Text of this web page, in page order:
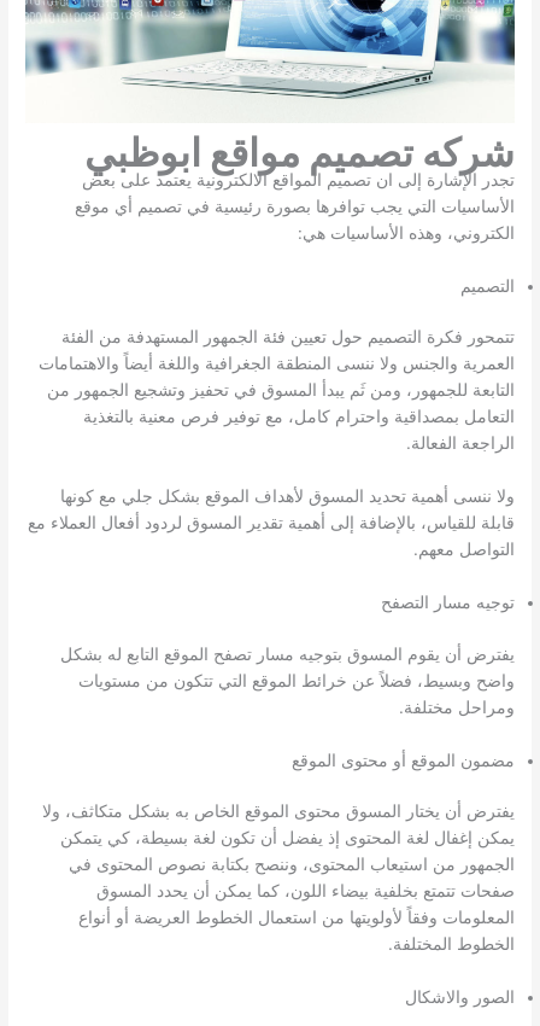
شركه تصميم مواقع ابوظبي
تجدر الإشارة إلى ان تصميم المواقع الالكترونية يعتمد على بعض
الأساسيات التي يجب توافرها بصورة رئيسية في تصميم أي موقع
الكتروني، وهذه الأساسيات هي:
التصميم
تتمحور فكرة التصميم حول تعيين فئة الجمهور المستهدفة من الفئة
العمرية والجنس ولا ننسى المنطقة الجغرافية واللغة أيضاً والاهتمامات
التابعة للجمهور، ومن ثَم يبدأ المسوق في تحفيز وتشجيع الجمهور من
التعامل بمصداقية واحترام كامل، مع توفير فرص معنية بالتغذية
الراجعة الفعالة.
ولا ننسى أهمية تحديد المسوق لأهداف الموقع بشكل جلي مع كونها
قابلة للقياس، بالإضافة إلى أهمية تقدير المسوق لردود أفعال العملاء مع
التواصل معهم.
توجيه مسار التصفح
يفترض أن يقوم المسوق بتوجيه مسار تصفح الموقع التابع له بشكل
واضح وبسيط، فضلاً عن خرائط الموقع التي تتكون من مستويات
ومراحل مختلفة.
مضمون الموقع أو محتوى الموقع
يفترض أن يختار المسوق محتوى الموقع الخاص به بشكل متكاثف، ولا
يمكن إغفال لغة المحتوى إذ يفضل أن تكون لغة بسيطة، كي يتمكن
الجمهور من استيعاب المحتوى، وننصح بكتابة نصوص المحتوى في
صفحات تتمتع بخلفية بيضاء اللون، كما يمكن أن يحدد المسوق
المعلومات وفقاً لأولويتها من استعمال الخطوط العريضة أو أنواع
الخطوط المختلفة.
الصور والاشكال